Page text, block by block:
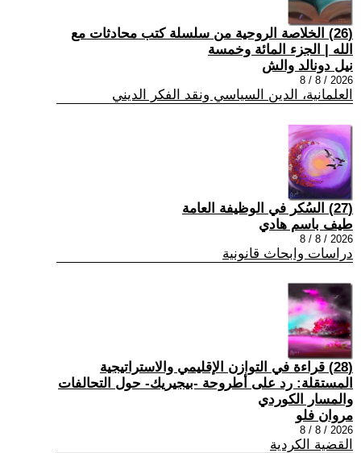
(26) الخلاصة الروحية من سلسلة كتب محادثات مع
الله | الجزء المائة وخمسة
نيل دونالد والش
2026 / 8 / 8
العلمانية، الدين السياسي ونقد الفكر الديني
(27) السُكر في الوظيفة العامة
طيف باسم هادي
2026 / 8 / 8
دراسات وابحاث قانونية
(28) قراءة في التوازن الإقليمي والاستراتيجية
المستقلة: رد على أطروحة -بيجيريك- حول التحالفات
والمسار الكوردي
مروان فلو
2026 / 8 / 8
القضية الكردية